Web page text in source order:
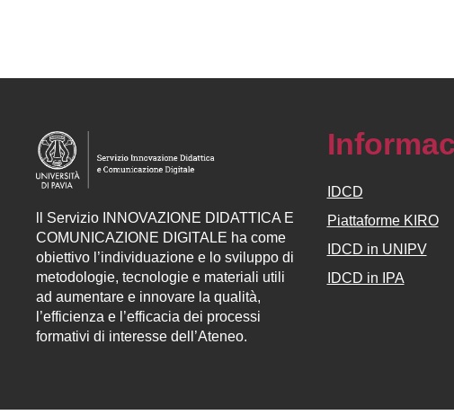
Servizio INNOVAZIONE DIDATTICA E
COMUNICAZIONE DIGITALE ha come
obiettivo l’individuazione e lo sviluppo di
metodologie, tecnologie e materiali utili
ad aumentare e innovare la qualità,
l’efficienza e l’efficacia dei processi
formativi di interesse dell’Ateneo.
IDCD
Piattaforme KIRO
IDCD in UNIPV
IDCD in IPA